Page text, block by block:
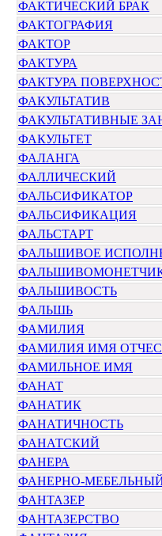
ФАКТИЧЕСКИЙ БРАК
ФАКТОГРАФИЯ
ФАКТОР
ФАКТУРА
ФАКТУРА
ФАКУЛЬТАТИВ
ФАКУЛЬТАТИВНЫЕ
ФАКУЛЬТЕТ
ФАЛАНГА
ФАЛЛИЧЕСКИЙ
ФАЛЬСИФИКАТОР
ФАЛЬСИФИКАЦИЯ
ФАЛЬСТАРТ
ФАЛЬШИВОЕ
ФАЛЬШИВОСТЬ
ФАЛЬШЬ
ФАМИЛИЯ
ФАМИЛИЯ ИМЯ
ФАМИЛЬНОЕ ИМЯ
ФАНАТ
ФАНАТИК
ФАНАТИЧНОСТЬ
ФАНАТСКИЙ
ФАНЕРА
ФАНЕРНО-
ФАНТАЗЕР
ФАНТАЗЕРСТВО